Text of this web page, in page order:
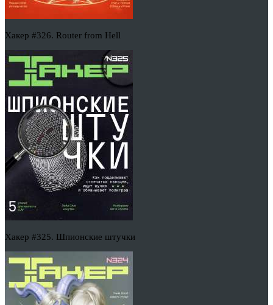
Хакер #326. Router from Hell
Хакер #325. Шпионские штучки